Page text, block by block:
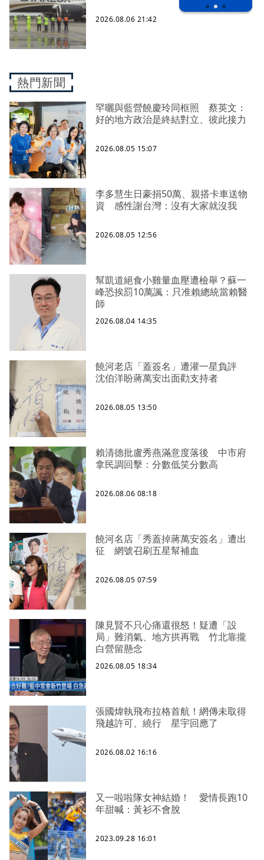
2026.08.06 21:42
熱門新聞
罕曬與藍營饒慶玲同框照 蔡英文：
好的地方政治是終結對立、彼此接力
2026.08.05 15:07
李多慧生日豪捐50萬、親搭卡車送物
資 感性謝台灣：沒有大家就沒我
2026.08.05 12:56
幫凱道絕食小雞量血壓遭檢舉？蘇一
峰恐挨罰10萬諷：只准賴總統當賴醫
師
2026.08.04 14:35
饒河老店「蓋簽名」遭灌一星負評
沈伯洋盼蔣萬安出面勸支持者
2026.08.05 13:50
賴清德批盧秀燕滿意度落後 中市府
拿民調回擊：分數低笑分數高
2026.08.06 08:18
饒河名店「秀蓋掉蔣萬安簽名」遭出
征 網號召刷五星幫補血
2026.08.05 07:59
陳見賢不只心痛還很怒！疑遭「設
局」難消氣、地方拱再戰 竹北靠攏
白營留懸念
2026.08.05 18:34
張國煒執飛布拉格首航！網傳未取得
飛越許可、繞行 星宇回應了
2026.08.02 16:16
又一啦啦隊女神結婚！ 愛情長跑10
年甜喊：黃衫不會脫
2023.09.28 16:01